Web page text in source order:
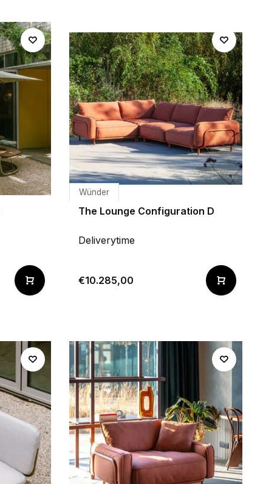
Wünder
The Lounge Configuration D
Deliverytime
€10.285,00